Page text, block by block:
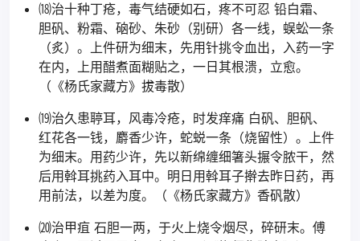
⒅治十种丁疮，毒气结硬如石，疼不可忍 铅白霜、
胆矾、粉霜、硇砂、朱砂（别研）各一线，蜈蚣一条
（炙）。上件研为细末，先用针挑令血出，入药一字
在内，上用醋煮面糊贴之，一日其根溃，立愈。
（《杨氏家藏方》拔毒散）
⒆治久患聤耳，风毒冷疮，时发痒痛 白矾、胆矾、
红花各一钱，麝香少许，蛇蜕一条（烧留性）。上件
为细末。用药少许，先以新绵缠细箸头搌令脓干，然
后用斡耳挑药入耳中。明日用斡耳子擀去昨日药，再
用前法，以差为度。（《杨氏家藏方》香矾散）
⒇治甲疽 石胆一两，于火上烧令烟尽，碎研末。傅